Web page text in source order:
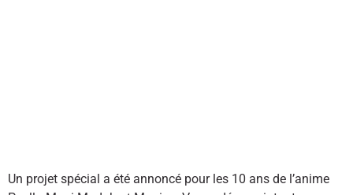
Un projet spécial a été annoncé pour les 10 ans de l’anime